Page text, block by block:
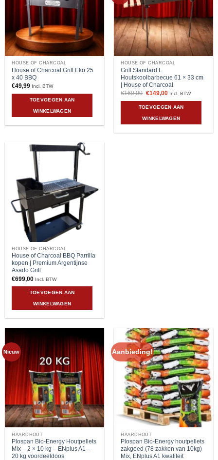
HOUSE OF CHARCOAL
House of Charcoal Grill Eko 25
x 40 BBQ
€49,99 Incl. BTW
TOEVOEGEN AAN
WINKELWAGEN
HOUSE OF CHARCOAL
Grill Standard L
Houtskoolbarbecue 61 × 33 cm
| House of Charcoal
€169,00 Oorspronkelijke
was:
€169,00.
€149,00Huidige
is:
€149,00.
Incl. BTW
TOEVOEGEN AAN
WINKELWAGEN
HOUSE OF CHARCOAL
House of Charcoal BBQ Parrilla
kopen | Premium Argentijnse
Asado Grill
€699,00 Incl. BTW
TOEVOEGEN AAN
WINKELWAGEN
Nieuw
HAARDHOUT
Plospan Bio-Energy Houtpellets
Mix – 2 × 10 kg – ENplus A1 –
20 kg voordeeldoos
Aanbieding!
HAARDHOUT
Plospan Bio-Energy houtpellets
zakgoed (78 zakken van 10kg)
Mix, ENplus A1 kwaliteit